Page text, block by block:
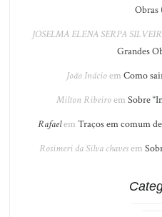
Obras
JOSELMA ELENA SERPA
Grandes
João Inácioem Como
Milton Ribeiroem Sobre
Rafaelem Traços em comum
Rosimeri da Silva chavesem